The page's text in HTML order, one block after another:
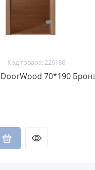
Код товара: 226186
70*190